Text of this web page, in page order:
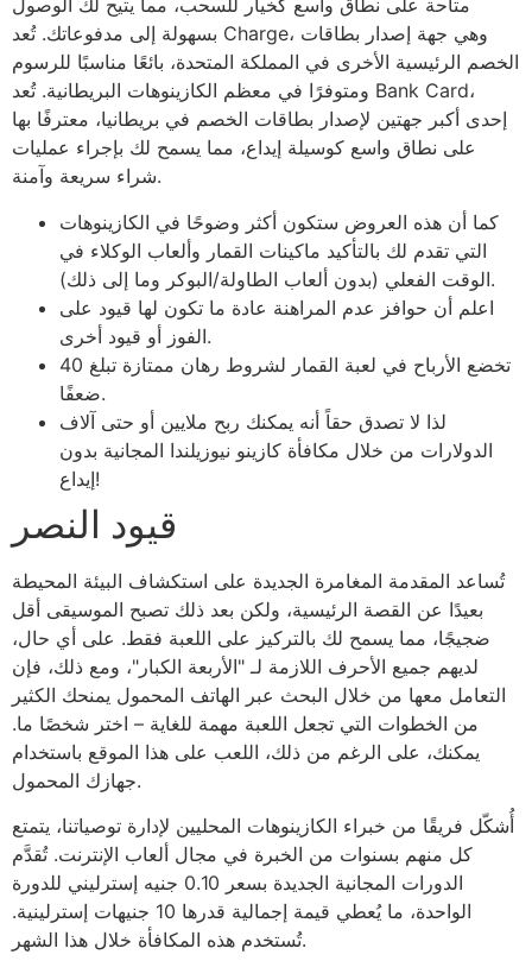
متاحة على نطاق واسع كخيار للسحب، مما يتيح لك الوصول
بسهولة إلى مدفوعاتك. تُعد Charge، وهي جهة إصدار بطاقات
الخصم الرئيسية الأخرى في المملكة المتحدة، بائعًا مناسبًا للرسوم
ومتوفرًا في معظم الكازينوهات البريطانية. تُعد Bank Card،
إحدى أكبر جهتين لإصدار بطاقات الخصم في بريطانيا، معترفًا بها
على نطاق واسع كوسيلة إيداع، مما يسمح لك بإجراء عمليات
شراء سريعة وآمنة.
كما أن هذه العروض ستكون أكثر وضوحًا في الكازينوهات
التي تقدم لك بالتأكيد ماكينات القمار وألعاب الوكلاء في
الوقت الفعلي (بدون ألعاب الطاولة/البوكر وما إلى ذلك).
اعلم أن حوافز عدم المراهنة عادة ما تكون لها قيود على
الفوز أو قيود أخرى.
تخضع الأرباح في لعبة القمار لشروط رهان ممتازة تبلغ 40
ضعفًا.
لذا لا تصدق حقاً أنه يمكنك ربح ملايين أو حتى آلاف
الدولارات من خلال مكافأة كازينو نيوزيلندا المجانية بدون
إيداع!
قيود النصر
تُساعد المقدمة المغامرة الجديدة على استكشاف البيئة المحيطة
بعيدًا عن القصة الرئيسية، ولكن بعد ذلك تصبح الموسيقى أقل
ضجيجًا، مما يسمح لك بالتركيز على اللعبة فقط. على أي حال،
لديهم جميع الأحرف اللازمة لـ "الأربعة الكبار"، ومع ذلك، فإن
التعامل معها من خلال البحث عبر الهاتف المحمول يمنحك الكثير
من الخطوات التي تجعل اللعبة مهمة للغاية – اختر شخصًا ما.
يمكنك، على الرغم من ذلك، اللعب على هذا الموقع باستخدام
جهازك المحمول.
أُشكّل فريقًا من خبراء الكازينوهات المحليين لإدارة توصياتنا، يتمتع
كل منهم بسنوات من الخبرة في مجال ألعاب الإنترنت. تُقدَّم
الدورات المجانية الجديدة بسعر 0.10 جنيه إسترليني للدورة
الواحدة، ما يُعطي قيمة إجمالية قدرها 10 جنيهات إسترلينية.
تُستخدم هذه المكافأة خلال هذا الشهر.